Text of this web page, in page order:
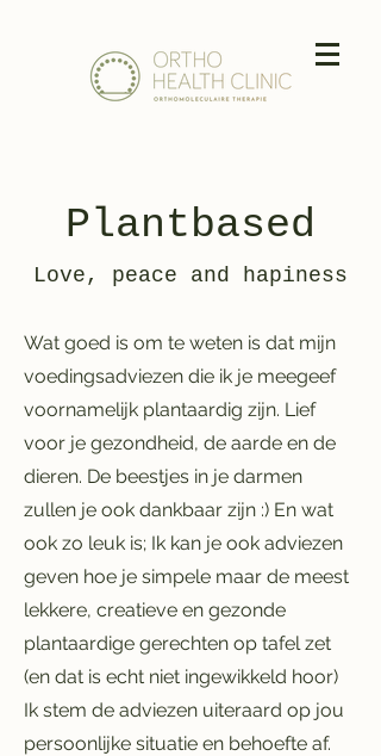
Plantbased
Love, peace and hapiness
Wat goed is om te weten is dat mijn
voedingsadviezen die ik je meegeef
voornamelijk plantaardig zijn. Lief
voor je gezondheid, de aarde en de
dieren. De beestjes in je darmen
zullen je ook dankbaar zijn :) En wat
ook zo leuk is; Ik kan je ook adviezen
geven hoe je simpele maar de meest
lekkere, creatieve en gezonde
plantaardige gerechten op tafel zet
(en dat is echt niet ingewikkeld hoor)
Ik stem de adviezen uiteraard op jou
persoonlijke situatie en behoefte af.